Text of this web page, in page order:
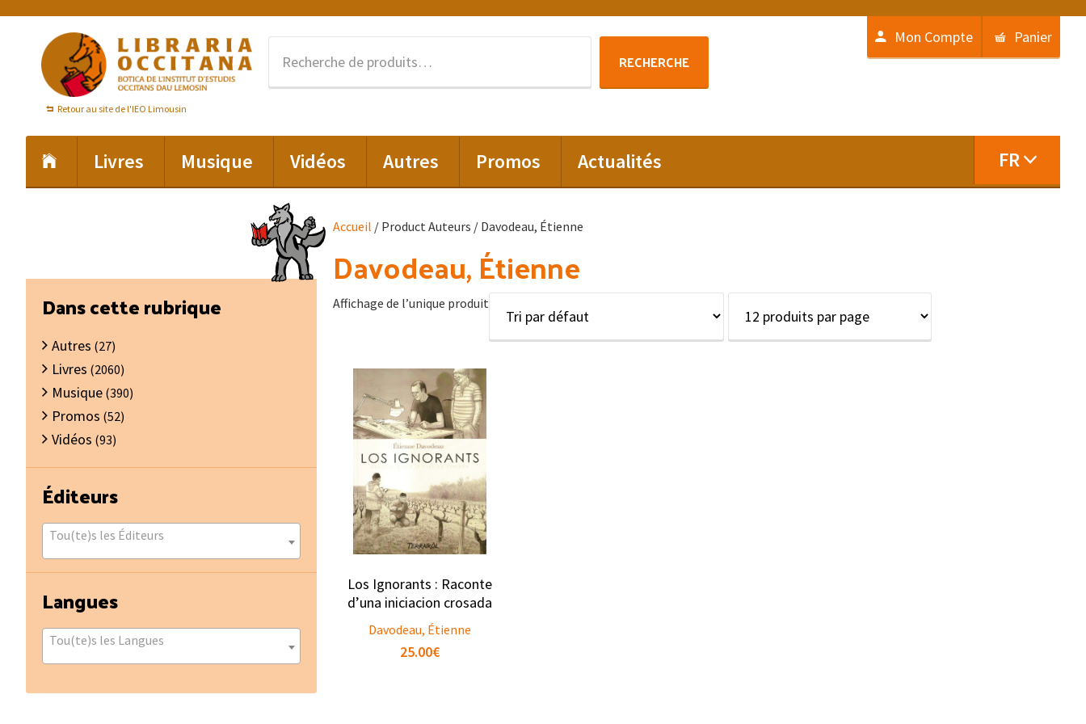
navigation
principale
contenu
principal
Retour au site de l'IEO Limousin
RECHERCHE
Mon Compte Panier
Livres Musique Vidéos Autres Promos Actualités FR
Accueil / Product Auteurs / Davodeau, Étienne
Davodeau, Étienne
Affichage de l’unique produit
Los Ignorants : Raconte
d’una iniciacion crosada
Davodeau, Étienne
25.00€
Barre
latérale
principale
Dans cette rubrique
Autres (27)
Livres (2060)
Musique (390)
Promos (52)
Vidéos (93)
Éditeurs
Tou(te)s les Éditeurs
Langues
Tou(te)s les Langues